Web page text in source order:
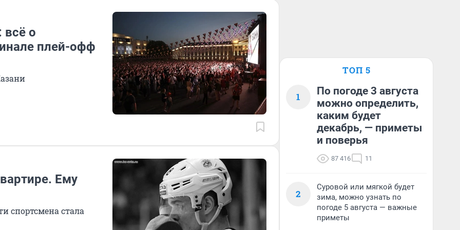
всё о
плей-офф
Ему
спортсмена стала
ТОП 5
1
По погоде 3 августа
можно определить,
каким будет
декабрь, — приметы
и поверья
87 416 11
2
Суровой или мягкой будет
зима, можно узнать по
погоде 5 августа — важные
приметы